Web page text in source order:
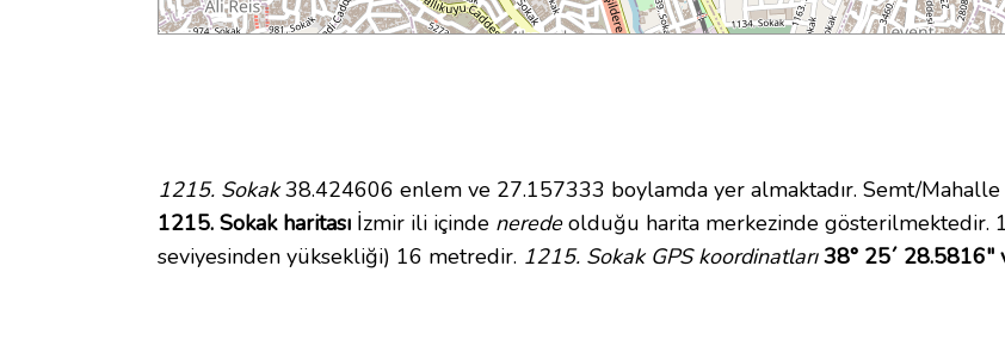
1215. Sokak38.424606 enlem ve 27.157333 boylamda yer almaktadır. Semt/Mahalle
1215. Sokak haritası İzmir ili içinde neredeolduğu harita merkezinde gösterilmektedir.
seviyesinden yüksekliği) 16 metredir. 1215. Sokak GPS koordinatları 38° 25´ 28.5816"